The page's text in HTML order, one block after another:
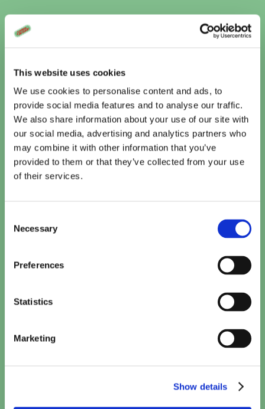
This website uses cookies
We use cookies to personalise content and ads, to
provide social media features and to analyse our traffic.
We also share information about your use of our site with
our social media, advertising and analytics partners who
may combine it with other information that you’ve
provided to them or that they’ve collected from your use
of their services.
Selection
Necessary
Preferences
Statistics
Marketing
Show details
Vandaag
Te zien bij Cinema De Vlugt
Minions & Monsters (NL)
15:10
Paw Patrol: De Dinofilm (NL)
Toy Story 5 (2D NL)
TICKETS
Eagles of the Republic